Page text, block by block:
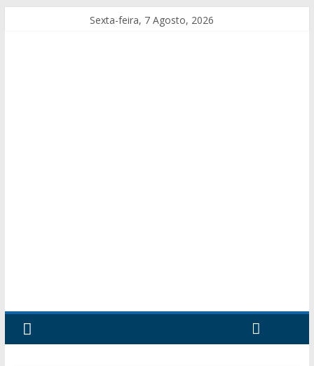
Sexta-feira, 7 Agosto, 2026